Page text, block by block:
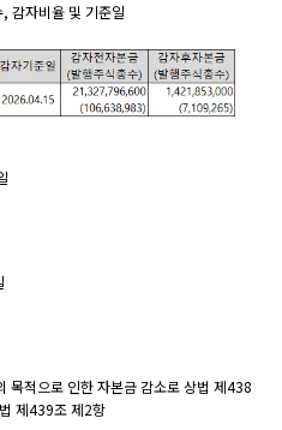
감자비율 및 기준일
목적으로 인한 자본금 감소로 상법 제438
제439조 제2항